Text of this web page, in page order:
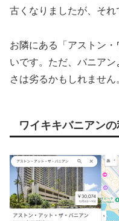
古くなりましたが、それ
お隣にある「アストン
いです。ただ、バニア
さは劣るかもしれません
ワイキキバニアン